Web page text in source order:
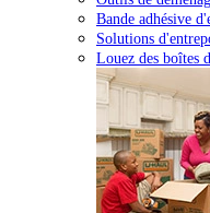
Bande adhésive
Solutions
Louez des boîtes